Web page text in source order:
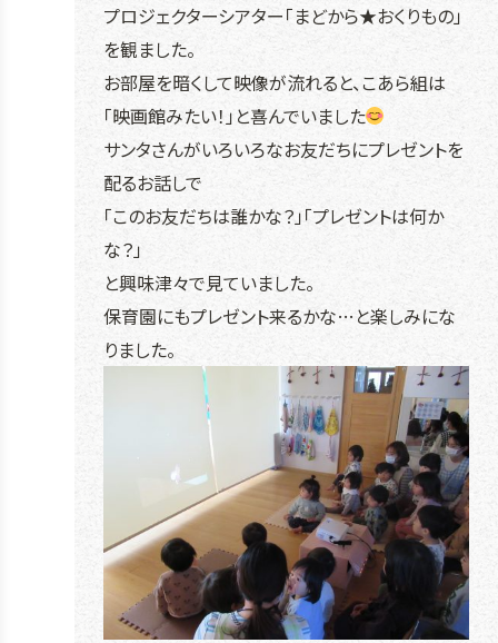
プロジェクターシアター「まどから★おくりもの」
を観ました。
お部屋を暗くして映像が流れると、こあら組は
「映画館みたい！」と喜んでいました
サンタさんがいろいろなお友だちにプレゼントを
配るお話しで
「このお友だちは誰かな？」「プレゼントは何か
な？」
と興味津々で見ていました。
保育園にもプレゼント来るかな…と楽しみにな
りました。